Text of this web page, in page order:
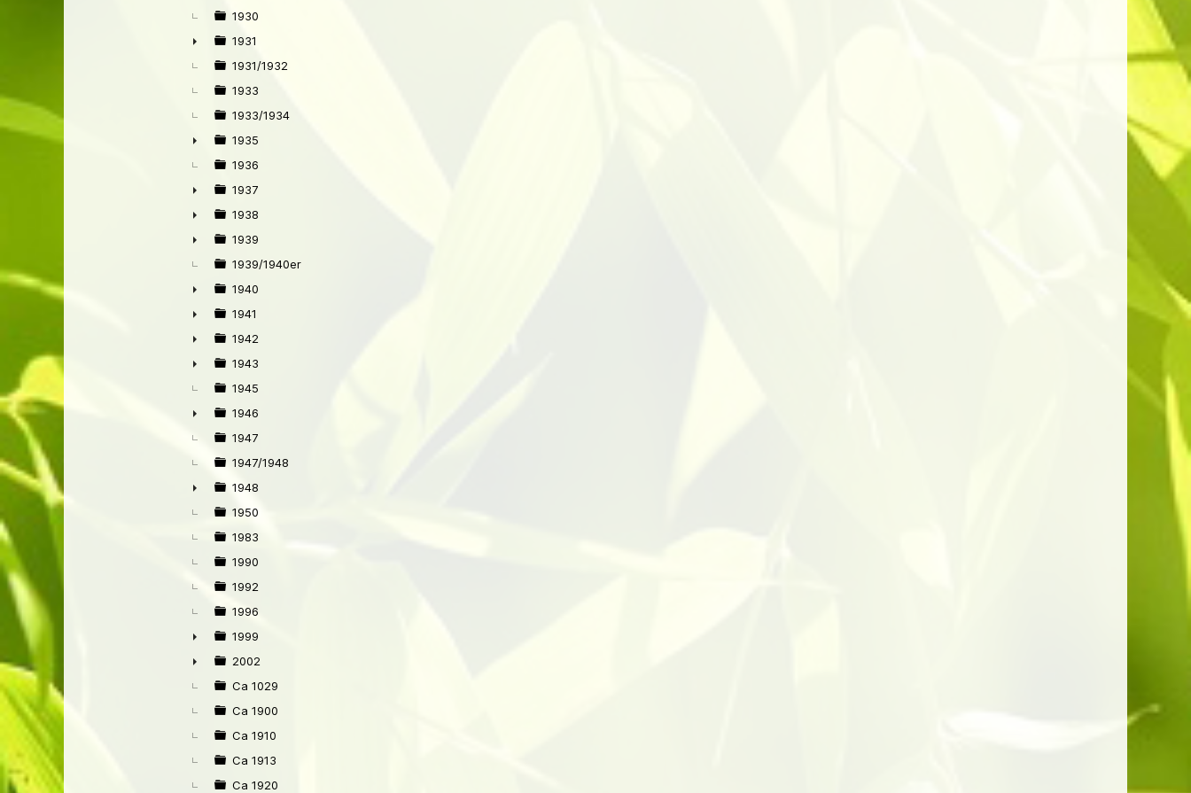
►
1930
►
1931
1931/1932
1933
1933/1934
►
1935
1936
►
1937
►
1938
►
1939
1939/1940er
►
1940
►
1941
►
1942
►
1943
1945
►
1946
1947
1947/1948
►
1948
1950
1983
1990
1992
1996
►
1999
►
2002
Ca 1029
Ca 1900
Ca 1910
Ca 1913
Ca 1920